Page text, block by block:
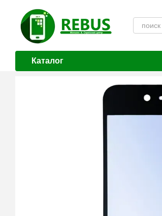
Перейти к основному контенту
Каталог